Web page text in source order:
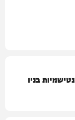
בניו